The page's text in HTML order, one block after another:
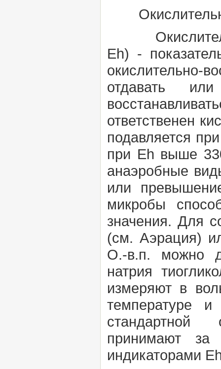
Eh) -
окислительно-
отдавать
ответственен
подавляется
при Eh выше
анаэробные
или
микробы
значения. Для
(см. Аэрация)
О.-в.п. можно
натрия
измеряют в
температуре
стандартной
принимают
индикаторами